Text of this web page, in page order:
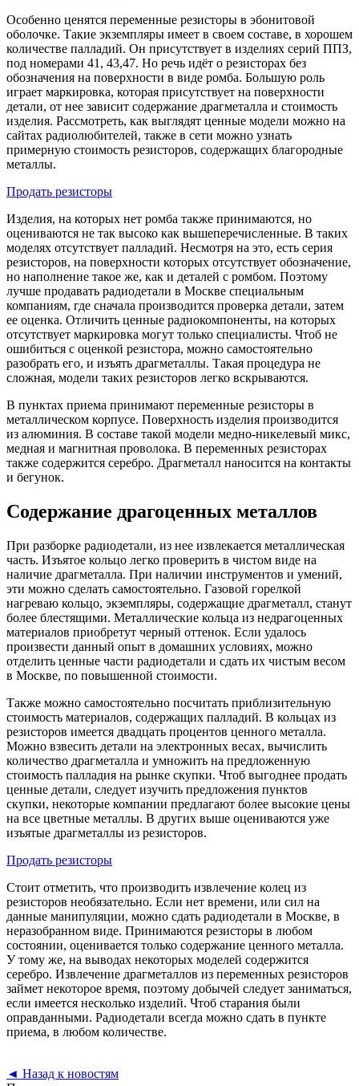
Особенно ценятся переменные резисторы в эбонитовой
оболочке. Такие экземпляры имеет в своем составе, в хорошем
количестве палладий. Он присутствует в изделиях серий ППЗ,
под номерами 41, 43,47. Но речь идёт о резисторах без
обозначения на поверхности в виде ромба. Большую роль
играет маркировка, которая присутствует на поверхности
детали, от нее зависит содержание драгметалла и стоимость
изделия. Рассмотреть, как выглядят ценные модели можно на
сайтах радиолюбителей, также в сети можно узнать
примерную стоимость резисторов, содержащих благородные
металлы.
Продать резисторы
Изделия, на которых нет ромба также принимаются, но
оцениваются не так высоко как вышеперечисленные. В таких
моделях отсутствует палладий. Несмотря на это, есть серия
резисторов, на поверхности которых отсутствует обозначение,
но наполнение такое же, как и деталей с ромбом. Поэтому
лучше продавать радиодетали в Москве специальным
компаниям, где сначала производится проверка детали, затем
ее оценка. Отличить ценные радиокомпоненты, на которых
отсутствует маркировка могут только специалисты. Чтоб не
ошибиться с оценкой резистора, можно самостоятельно
разобрать его, и изъять драгметаллы. Такая процедура не
сложная, модели таких резисторов легко вскрываются.
В пунктах приема принимают переменные резисторы в
металлическом корпусе. Поверхность изделия производится
из алюминия. В составе такой модели медно-никелевый микс,
медная и магнитная проволока. В переменных резисторах
также содержится серебро. Драгметалл наносится на контакты
и бегунок.
Содержание драгоценных металлов
При разборке радиодетали, из нее извлекается металлическая
часть. Изъятое кольцо легко проверить в чистом виде на
наличие драгметалла. При наличии инструментов и умений,
эти можно сделать самостоятельно. Газовой горелкой
нагреваю кольцо, экземпляры, содержащие драгметалл, станут
более блестящими. Металлические кольца из недрагоценных
материалов приобретут черный оттенок. Если удалось
произвести данный опыт в домашних условиях, можно
отделить ценные части радиодетали и сдать их чистым весом
в Москве, по повышенной стоимости.
Также можно самостоятельно посчитать приблизительную
стоимость материалов, содержащих палладий. В кольцах из
резисторов имеется двадцать процентов ценного металла.
Можно взвесить детали на электронных весах, вычислить
количество драгметалла и умножить на предложенную
стоимость палладия на рынке скупки. Чтоб выгоднее продать
ценные детали, следует изучить предложения пунктов
скупки, некоторые компании предлагают более высокие цены
на все цветные металлы. В других выше оцениваются уже
изъятые драгметаллы из резисторов.
Продать резисторы
Стоит отметить, что производить извлечение колец из
резисторов необязательно. Если нет времени, или сил на
данные манипуляции, можно сдать радиодетали в Москве, в
неразобранном виде. Принимаются резисторы в любом
состоянии, оценивается только содержание ценного металла.
У тому же, на выводах некоторых моделей содержится
серебро. Извлечение драгметаллов из переменных резисторов
займет некоторое время, поэтому добычей следует заниматься,
если имеется несколько изделий. Чтоб старания были
оправданными. Радиодетали всегда можно сдать в пункте
приема, в любом количестве.
◄ Назад к новостям